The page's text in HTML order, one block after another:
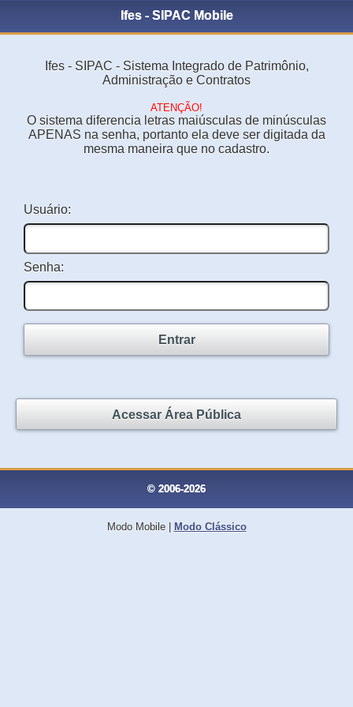
Ifes - SIPAC Mobile
Ifes - SIPAC - Sistema Integrado de Patrimônio,
Administração e Contratos
ATENÇÃO!
O sistema diferencia letras maiúsculas de minúsculas
APENAS na senha, portanto ela deve ser digitada da
mesma maneira que no cadastro.
Usuário:
Senha:
Entrar
Acessar Área Pública
© 2006-2026
Modo Mobile| Modo Clássico